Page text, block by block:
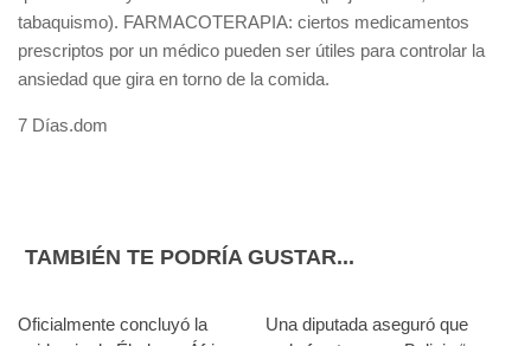
tabaquismo). FARMACOTERAPIA: ciertos medicamentos
prescriptos por un médico pueden ser útiles para controlar la
ansiedad que gira en torno de la comida.
7 Días.dom
TAMBIÉN TE PODRÍA GUSTAR...
Oficialmente concluyó la
Una diputada aseguró que